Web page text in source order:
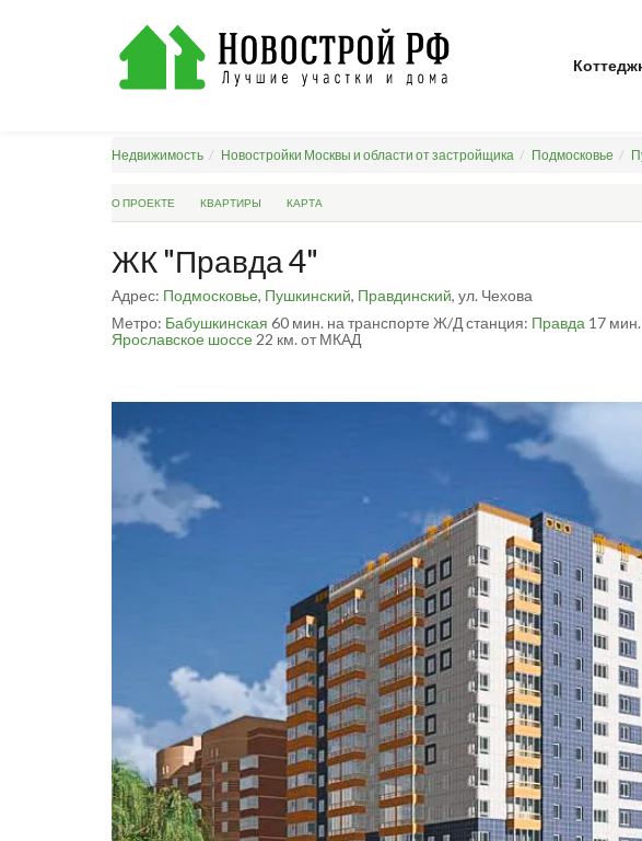
Недвижимость Новостройки Москвы и области от застройщика Подмосковье
О ПРОЕКТЕ КВАРТИРЫ КАРТА
ЖК "Правда 4"
Адрес: Подмосковье, Пушкинский, Правдинский, ул. Чехова
Метро: Бабушкинская 60 мин. на транспорте Ж/Д станция: Правда 17
Ярославское шоссе 22 км. от МКАД